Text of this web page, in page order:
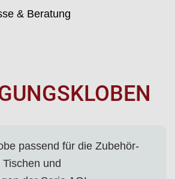
& Beratung
passend für die Zubehör-
und